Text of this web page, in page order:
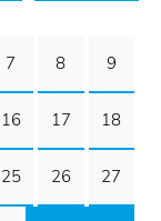
7 8 9
16 17 18
25 26 27